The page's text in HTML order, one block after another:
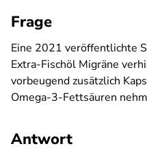
Frage
Eine 2021 veröffentlichte
Extra-Fischöl Migräne
vorbeugend zusätzlich
Omega-3-Fettsäuren
Antwort